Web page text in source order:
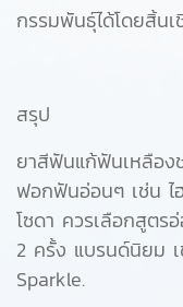
กรรมพันธุ์ได้โดยสิ้นเ
สรุป
ยาสีฟันแก้ฟันเหลือง
ฟอกฟันอ่อนๆ เช่น ไ
โซดา ควรเลือกสูตร
2 ครั้ง แบรนด์นิยม
Sparkle.